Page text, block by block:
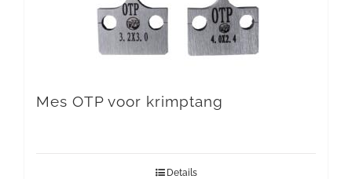
Mes OTP voor krimptang
Details